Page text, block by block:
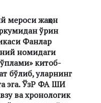
мероси жаҳон
ўрин
Фанлар
номидаги
китоб-
бўлиб, уларнинг
эга. ЎзР ФА ШИ
ва хронологик